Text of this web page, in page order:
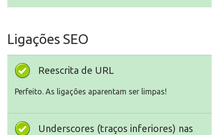
Ligações SEO
Reescrita de URL
Perfeito. As ligações aparentam ser limpas!
Underscores (traços inferiores) nas